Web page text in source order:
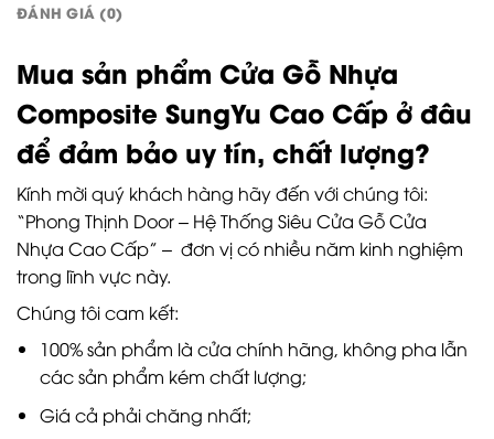
ĐÁNH GIÁ (0)
Mua sản phẩm Cửa Gỗ Nhựa
Composite SungYu Cao Cấp ở đâu
để đảm bảo uy tín, chất lượng?
Kính mời quý khách hàng hãy đến với chúng tôi:
“Phong Thịnh Door – Hệ Thống Siêu Cửa Gỗ Cửa
Nhựa Cao Cấp” – đơn vị có nhiều năm kinh nghiệm
trong lĩnh vực này.
Chúng tôi cam kết:
100% sản phẩm là cửa chính hãng, không pha lẫn
các sản phẩm kém chất lượng;
Giá cả phải chăng nhất;